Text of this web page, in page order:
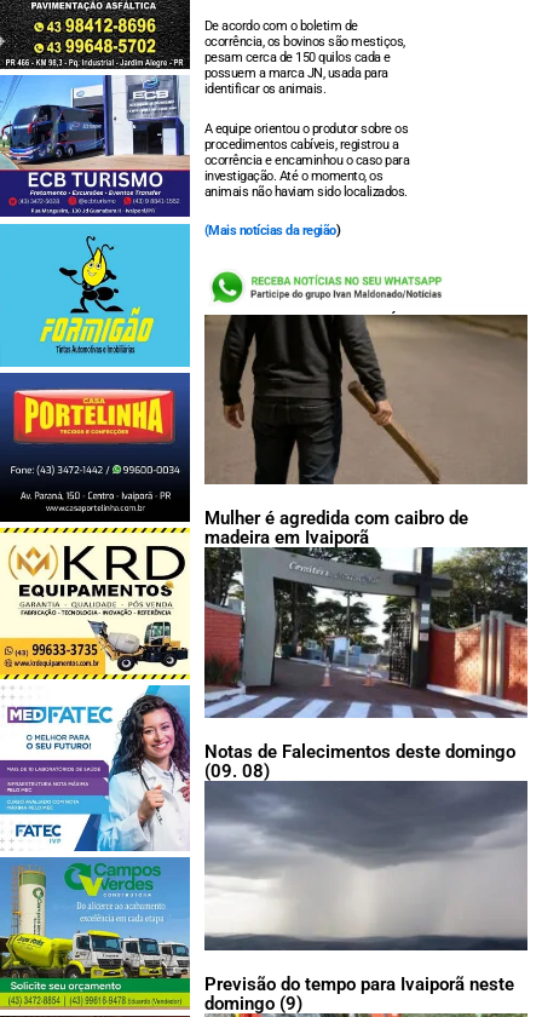
De acordo com o boletim de
ocorrência, os bovinos são mestiços,
pesam cerca de 150 quilos cada e
possuem a marca JN, usada para
identificar os animais.
A equipe orientou o produtor sobre os
procedimentos cabíveis, registrou a
ocorrência e encaminhou o caso para
investigação. Até o momento, os
animais não haviam sido localizados.
(Mais notícias da região)
LEIA TAMBÉM:
Mulher é agredida com caibro de
madeira em Ivaiporã
Notas de Falecimentos deste domingo
(09. 08)
Previsão do tempo para Ivaiporã neste
domingo (9)